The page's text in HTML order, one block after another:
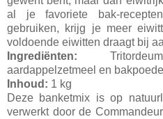
al je favoriete bak-
gebruiken, krijg je meer
voldoende eiwitten draagt bij
Ingrediënten:
aardappelzetmeel en
Inhoud: 1 kg
Deze banketmix is op
verwerkt door de